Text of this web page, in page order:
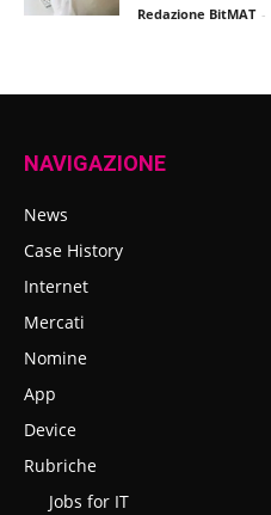
Redazione BitMAT -
NAVIGAZIONE
News
Case History
Internet
Mercati
Nomine
App
Device
Rubriche
Jobs for IT